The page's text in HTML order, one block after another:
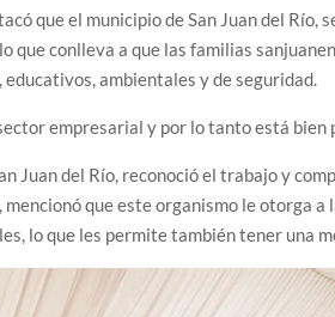
que el municipio de San Juan del Río,
que conlleva a que las familias
ambientales y de seguridad.
empresarial y por lo tanto está bien
Juan del Río, reconoció el trabajo y
que este organismo le otorga a
lo que les permite también tener una